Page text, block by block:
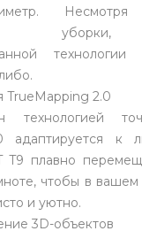
уборки,
TrueMapping 2.0
технологией
адаптируется к
T9 плавно
чтобы в
и уютно.
3D-объектов